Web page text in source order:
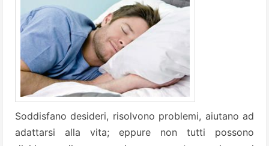
Soddisfano desideri, risolvono problemi, aiutano ad
adattarsi alla vita; eppure non tutti possono